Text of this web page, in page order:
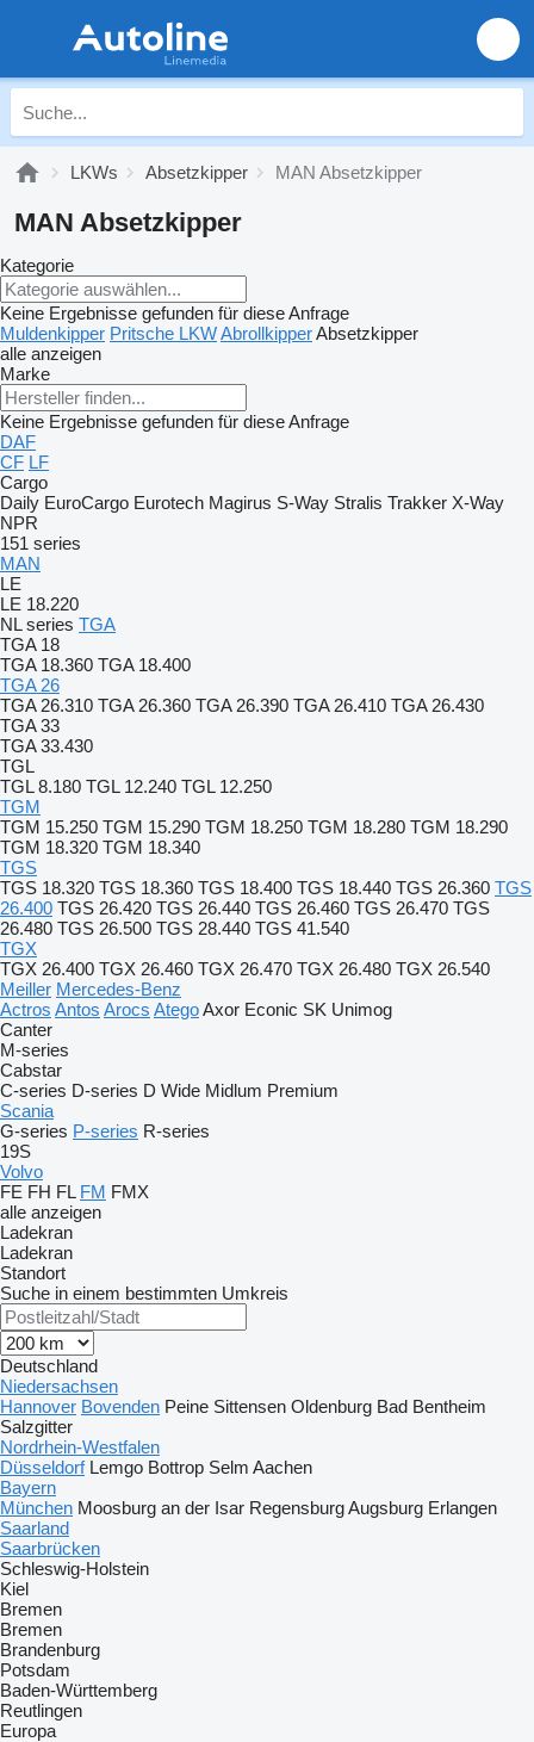
LKWs Absetzkipper MAN Absetzkipper
MAN Absetzkipper
Kategorie
Keine Ergebnisse gefunden für diese Anfrage
Muldenkipper Pritsche LKWAbrollkipperAbsetzkipper
alle anzeigen
Marke
Keine Ergebnisse gefunden für diese Anfrage
DAF
CF LF
Cargo
Daily EuroCargo Eurotech Magirus S-Way Stralis Trakker X-Way
NPR
151 series
MAN
LE
LE 18.220
NL series TGA
TGA 18
TGA 18.360 TGA 18.400
TGA 26
TGA 26.310 TGA 26.360 TGA 26.390 TGA 26.410 TGA 26.430
TGA 33
TGA 33.430
TGL
TGL 8.180 TGL 12.240 TGL 12.250
TGM
TGM 15.250 TGM 15.290 TGM 18.250 TGM 18.280 TGM 18.290
TGM 18.320 TGM 18.340
TGS
TGS 18.320 TGS 18.360 TGS 18.400 TGS 18.440 TGS 26.360 TGS
26.400 TGS 26.420 TGS 26.440 TGS 26.460 TGS 26.470 TGS
26.480 TGS 26.500 TGS 28.440 TGS 41.540
TGX
TGX 26.400 TGX 26.460 TGX 26.470 TGX 26.480 TGX 26.540
Meiller Mercedes-Benz
Actros Antos Arocs AtegoAxor Econic SK Unimog
Canter
M-series
Cabstar
C-series D-series D Wide Midlum Premium
Scania
G-series P-series R-series
19S
Volvo
FE FH FL FM FMX
alle anzeigen
Ladekran
Ladekran
Standort
Suche in einem bestimmten Umkreis
Deutschland
Niedersachsen
Hannover Bovenden Peine Sittensen Oldenburg Bad Bentheim
Salzgitter
Nordrhein-Westfalen
Düsseldorf Lemgo Bottrop Selm Aachen
Bayern
München Moosburg an der Isar RegensburgAugsburg Erlangen
Saarland
Saarbrücken
Schleswig-Holstein
Kiel
Bremen
Bremen
Brandenburg
Potsdam
Baden-Württemberg
Reutlingen
Europa